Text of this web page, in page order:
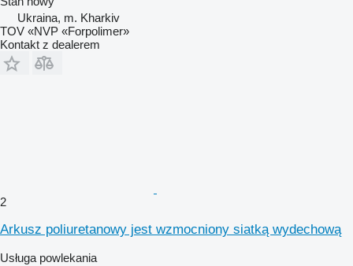
Ukraina, m. Kharkiv
TOV «NVP «Forpolimer»
Kontakt z dealerem
2
Arkusz poliuretanowy jest wzmocniony siatką wydechową
Usługa powlekania